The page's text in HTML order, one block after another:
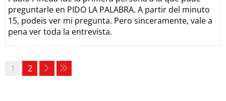
preguntarle en PIDO LA PALABRA. A partir del minuto
15, podeis ver mi pregunta. Pero sinceramente, vale a
pena ver toda la entrevista.
1 2